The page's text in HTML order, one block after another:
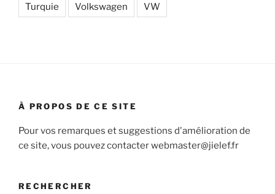
Turquie Volkswagen VW
À PROPOS DE CE SITE
Pour vos remarques et suggestions d'amélioration de
ce site, vous pouvez contacter webmaster@jielef.fr
RECHERCHER